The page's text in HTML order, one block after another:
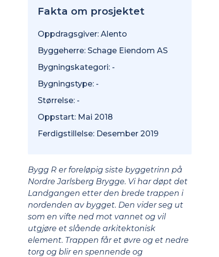
Fakta om prosjektet
Oppdragsgiver: Alento
Byggeherre: Schage Eiendom AS
Bygningskategori: -
Bygningstype: -
Størrelse: -
Oppstart: Mai 2018
Ferdigstillelse: Desember 2019
Bygg R er foreløpig siste byggetrinn på
Nordre Jarlsberg Brygge. Vi har døpt det
Landgangen etter den brede trappen i
nordenden av bygget. Den vider seg ut
som en vifte ned mot vannet og vil
utgjøre et slående arkitektonisk
element. Trappen får et øvre og et nedre
torg og blir en spennende og